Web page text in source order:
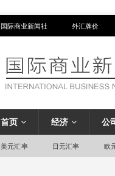
国际商业新闻社 外汇牌价
首页 经济 公
美元汇率 日元汇率 欧